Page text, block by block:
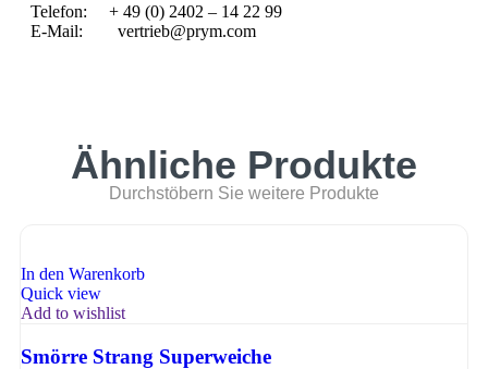
Telefon: + 49 (0) 2402 – 14 22 99
E-Mail: vertrieb@prym.com
Ähnliche Produkte
Durchstöbern Sie weitere Produkte
In den Warenkorb
Quick view
Add to wishlist
Smörre Strang Superweiche